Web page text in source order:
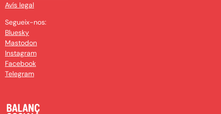
Avís legal
Segueix-nos:
Bluesky
Mastodon
Instagram
Facebook
Telegram